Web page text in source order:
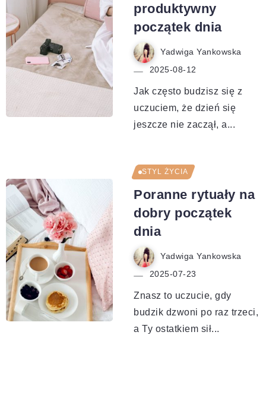
produktywny
początek dnia
Yadwiga Yankowska
2025-08-12
Jak często budzisz się z
uczuciem, że dzień się
jeszcze nie zaczął, a...
STYL ŻYCIA
Poranne rytuały na
dobry początek
dnia
Yadwiga Yankowska
2025-07-23
Znasz to uczucie, gdy
budzik dzwoni po raz trzeci,
a Ty ostatkiem sił...